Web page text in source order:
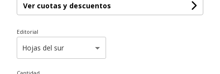
Ver cuotas y descuentos
Editorial